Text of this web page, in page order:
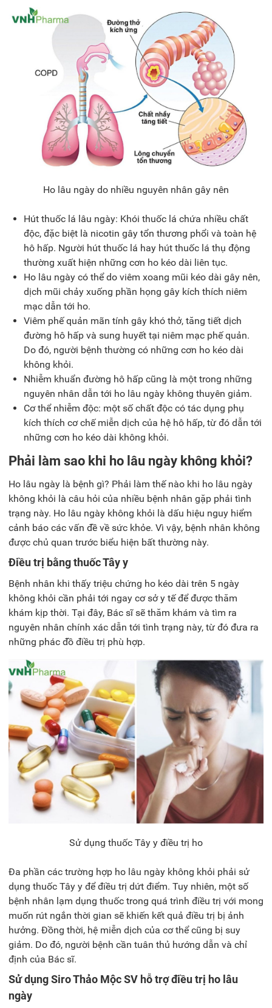
Ho lâu ngày do nhiều nguyên nhân gây nên
Hút thuốc lá lâu ngày: Khói thuốc lá chứa nhiều chất
độc, đặc biệt là nicotin gây tổn thương phổi và toàn hệ
hô hấp. Người hút thuốc lá hay hút thuốc lá thụ động
thường xuất hiện những cơn ho kéo dài liên tục.
Ho lâu ngày có thể do viêm xoang mũi kéo dài gây nên,
dịch mũi chảy xuống phần họng gây kích thích niêm
mạc dẫn tới ho.
Viêm phế quản mãn tính gây khó thở, tăng tiết dịch
đường hô hấp và sung huyết tại niêm mạc phế quản.
Do đó, người bệnh thường có những cơn ho kéo dài
không khỏi.
Nhiễm khuẩn đường hô hấp cũng là một trong những
nguyên nhân dẫn tới ho lâu ngày không thuyên giảm.
Cơ thể nhiễm độc: một số chất độc có tác dụng phụ
kích thích cơ chế miễn dịch của hệ hô hấp, từ đó dẫn tới
những cơn ho kéo dài không khỏi.
Phải làm sao khi ho lâu ngày không khỏi?
Ho lâu ngày là bệnh gì? Phải làm thế nào khi ho lâu ngày
không khỏi là câu hỏi của nhiều bệnh nhân gặp phải tình
trạng này. Ho lâu ngày không khỏi là dấu hiệu nguy hiểm
cảnh báo các vấn đề về sức khỏe. Vì vậy, bệnh nhân không
được chủ quan trước biểu hiện bất thường này.
Điều trị bằng thuốc Tây y
Bệnh nhân khi thấy triệu chứng ho kéo dài trên 5 ngày
không khỏi cần phải tới ngay cơ sở y tế để được thăm
khám kịp thời. Tại đây, Bác sĩ sẽ thăm khám và tìm ra
nguyên nhân chính xác dẫn tới tình trạng này, từ đó đưa ra
những phác đồ điều trị phù hợp.
Sử dụng thuốc Tây y điều trị ho
Đa phần các trường hợp ho lâu ngày không khỏi phải sử
dụng thuốc Tây y để điều trị dứt điểm. Tuy nhiên, một số
bệnh nhân lạm dụng thuốc trong quá trình điều trị với mong
muốn rút ngắn thời gian sẽ khiến kết quả điều trị bị ảnh
hưởng. Đồng thời, hệ miễn dịch của cơ thể cũng bị suy
giảm. Do đó, người bệnh cần tuân thủ hướng dẫn và chỉ
định của Bác sĩ.
Sử dụng Siro Thảo Mộc SV hỗ trợ điều trị ho lâu
ngày